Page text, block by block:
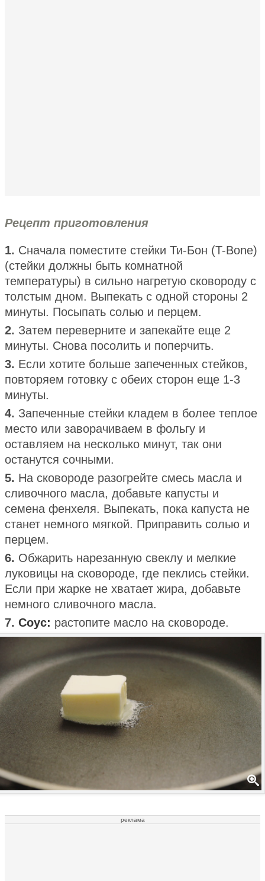
Рецепт приготовления
1. Сначала поместите стейки Ти-Бон (T-Bone)
(стейки должны быть комнатной
температуры) в сильно нагретую сковороду с
толстым дном. Выпекать с одной стороны 2
минуты. Посыпать солью и перцем.
2. Затем переверните и запекайте еще 2
минуты. Снова посолить и поперчить.
3. Если хотите больше запеченных стейков,
повторяем готовку с обеих сторон еще 1-3
минуты.
4. Запеченные стейки кладем в более теплое
место или заворачиваем в фольгу и
оставляем на несколько минут, так они
останутся сочными.
5. На сковороде разогрейте смесь масла и
сливочного масла, добавьте капусты и
семена фенхеля. Выпекать, пока капуста не
станет немного мягкой. Приправить солью и
перцем.
6. Обжарить нарезанную свеклу и мелкие
луковицы на сковороде, где пеклись стейки.
Если при жарке не хватает жира, добавьте
немного сливочного масла.
7. Соус: растопите масло на сковороде.
реклама